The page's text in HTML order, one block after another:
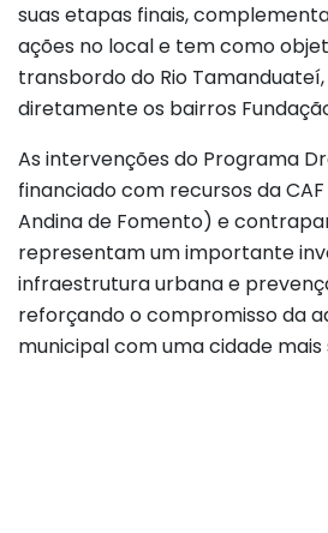
suas etapas finais,
ações no local e tem como
transbordo do Rio
diretamente os bairros
As intervenções do Programa
financiado com recursos da
Andina de Fomento) e
representam um importante
infraestrutura urbana e
reforçando o compromisso da
municipal com uma cidade mais